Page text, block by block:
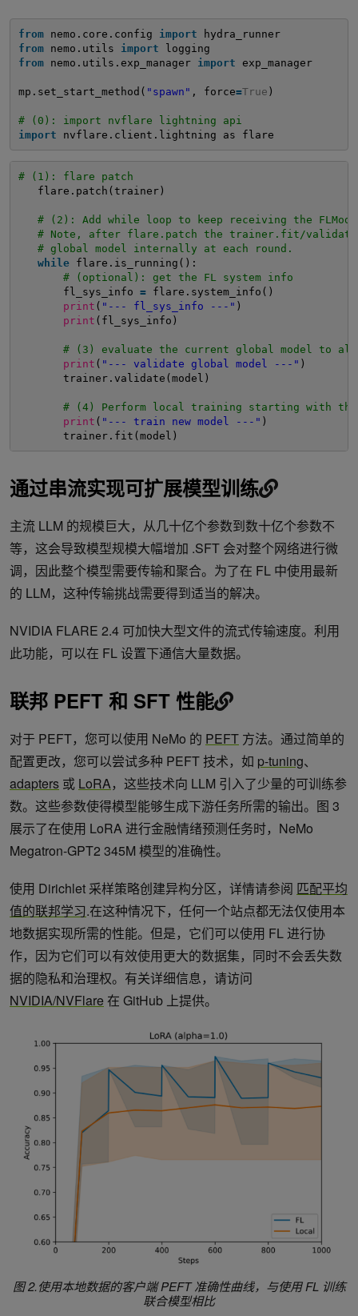
from nemo.core.config import
hydra_runner
from
nemo.utils import
logging
from
nemo.utils.exp_manager import exp_manager
mp.set_start_method( "spawn" , force=True )
# (0): import nvflare lightning api
import
nvflare.client.lightning as flare
# (1): flare patch
flare.patch(trainer)
# (2): Add while loop to keep receiving the
# Note, after flare.patch the trainer.fit/
# global model internally at each round.
while
flare.is_running():
# (optional): get the FL system info
fl_sys_info =
flare.system_info()
print ( "--- fl_sys_info ---" )
print (fl_sys_info)
# (3) evaluate the current global model to
print ( "--- validate global model ---" )
trainer.validate(model)
# (4) Perform local training starting with the
print ( "--- train new model ---" )
trainer.fit(model)
通过串流实现可扩展模型训练
主流 LLM 的规模巨大，从几十亿个参数到数十亿个参数不
等，这会导致模型规模大幅增加 .SFT 会对整个网络进行微
调，因此整个模型需要传输和聚合。为了在 FL 中使用最新
的 LLM，这种传输挑战需要得到适当的解决。
NVIDIA FLARE 2.4 可加快大型文件的流式传输速度。利用
此功能，可以在 FL 设置下通信大量数据。
联邦 PEFT 和 SFT 性能
对于 PEFT，您可以使用 NeMo 的 PEFT 方法。通过简单的
配置更改，您可以尝试多种 PEFT 技术，如 p-tuning、
adapters 或 LoRA，这些技术向 LLM 引入了少量的可训练参
数。这些参数使得模型能够生成下游任务所需的输出。图 3
展示了在使用 LoRA 进行金融情绪预测任务时，NeMo
Megatron-GPT2 345M 模型的准确性。
使用 Dirichlet 采样策略创建异构分区，详情请参阅 匹配平均
值的联邦学习.在这种情况下，任何一个站点都无法仅使用本
地数据实现所需的性能。但是，它们可以使用 FL 进行协
作，因为它们可以有效使用更大的数据集，同时不会丢失数
据的隐私和治理权。有关详细信息，请访问
NVIDIA/NVFlare 在 GitHub 上提供。
图 2.使用本地数据的客户端 PEFT 准确性曲线，与使用 FL 训练
联合模型相比